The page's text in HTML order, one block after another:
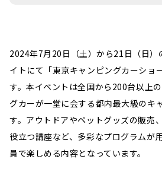
2024年7月20日（土）から21日（日）
イトにて「東京キャンピングカーショ
す。本イベントは全国から200台以上
グカーが一堂に会する都内最大級のキ
す。アウトドアやペットグッズの販売
役立つ講座など、多彩なプログラムが
員で楽しめる内容となっています。